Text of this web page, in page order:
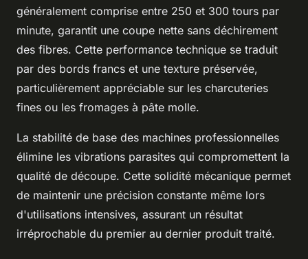
généralement comprise entre 250 et 300 tours par
minute, garantit une coupe nette sans déchirement
des fibres. Cette performance technique se traduit
par des bords francs et une texture préservée,
particulièrement appréciable sur les charcuteries
fines ou les fromages à pâte molle.
La stabilité de base des machines professionnelles
élimine les vibrations parasites qui compromettent la
qualité de découpe. Cette solidité mécanique permet
de maintenir une précision constante même lors
d'utilisations intensives, assurant un résultat
irréprochable du premier au dernier produit traité.